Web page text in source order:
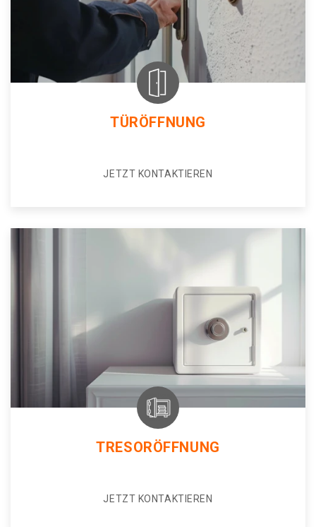
TÜRÖFFNUNG
JETZT KONTAKTIEREN
TRESORÖFFNUNG
JETZT KONTAKTIEREN